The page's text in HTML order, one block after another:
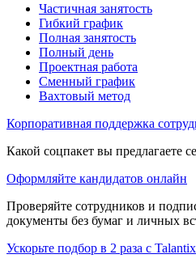
Частичная занятость
Гибкий график
Полная занятость
Полный день
Проектная работа
Сменный график
Вахтовый метод
Корпоративная поддержка
Какой соцпакет вы предлагаете
Оформляйте кандидатов онлайн
Проверяйте сотрудников и
документы без бумаг и личных
Ускорьте подбор в 2 раза с Talantix